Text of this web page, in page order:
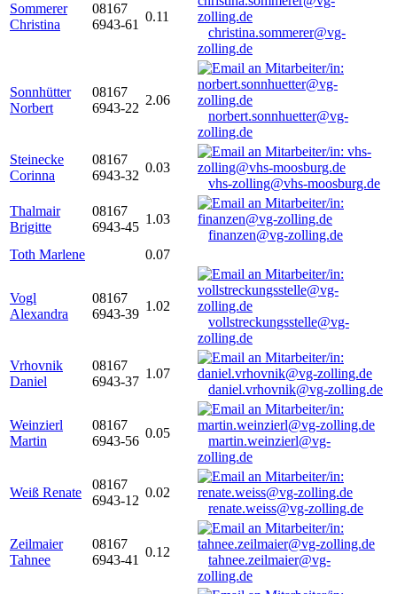
Sommerer
Christina
08167
6943-61
0.11
christina.sommerer@vg-
zolling.de
Sonnhütter
Norbert
08167
6943-22
2.06
norbert.sonnhuetter@vg-
zolling.de
Steinecke
Corinna
08167
6943-32
0.03
vhs-zolling@vhs-moosburg.de
Thalmair
Brigitte
08167
6943-45
1.03
finanzen@vg-zolling.de
Toth Marlene
0.07
Vogl
Alexandra
08167
6943-39
1.02
vollstreckungsstelle@vg-
zolling.de
Vrhovnik
Daniel
08167
6943-37
1.07
daniel.vrhovnik@vg-zolling.de
Weinzierl
Martin
08167
6943-56
0.05
martin.weinzierl@vg-
zolling.de
Weiß Renate
08167
6943-12
0.02
renate.weiss@vg-zolling.de
Zeilmaier
Tahnee
08167
6943-41
0.12
tahnee.zeilmaier@vg-
zolling.de